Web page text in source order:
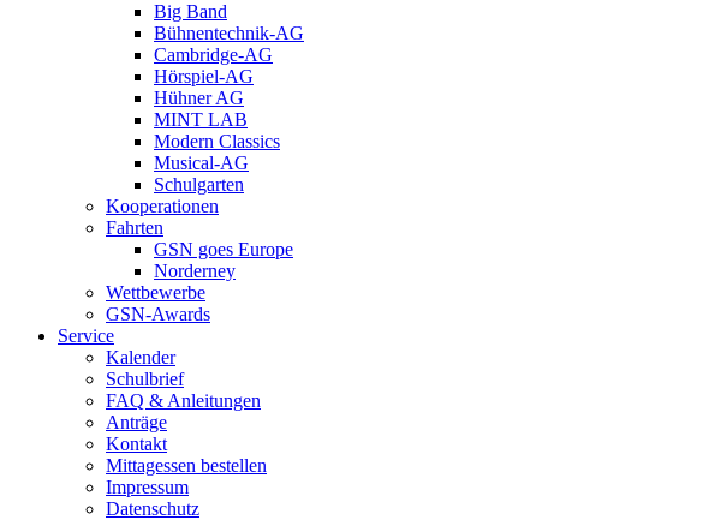
Big Band
Bühnentechnik-AG
Cambridge-AG
Hörspiel-AG
Hühner AG
MINT LAB
Modern Classics
Musical-AG
Schulgarten
Kooperationen
Fahrten
GSN goes Europe
Norderney
Wettbewerbe
GSN-Awards
Service
Kalender
Schulbrief
FAQ & Anleitungen
Anträge
Kontakt
Mittagessen bestellen
Impressum
Datenschutz